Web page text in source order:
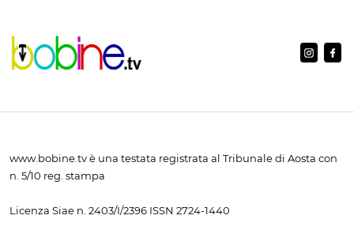
www.bobine.tv è una testata registrata al Tribunale di Aosta con
n. 5/10 reg. stampa
Licenza Siae n. 2403/I/2396 ISSN 2724-1440